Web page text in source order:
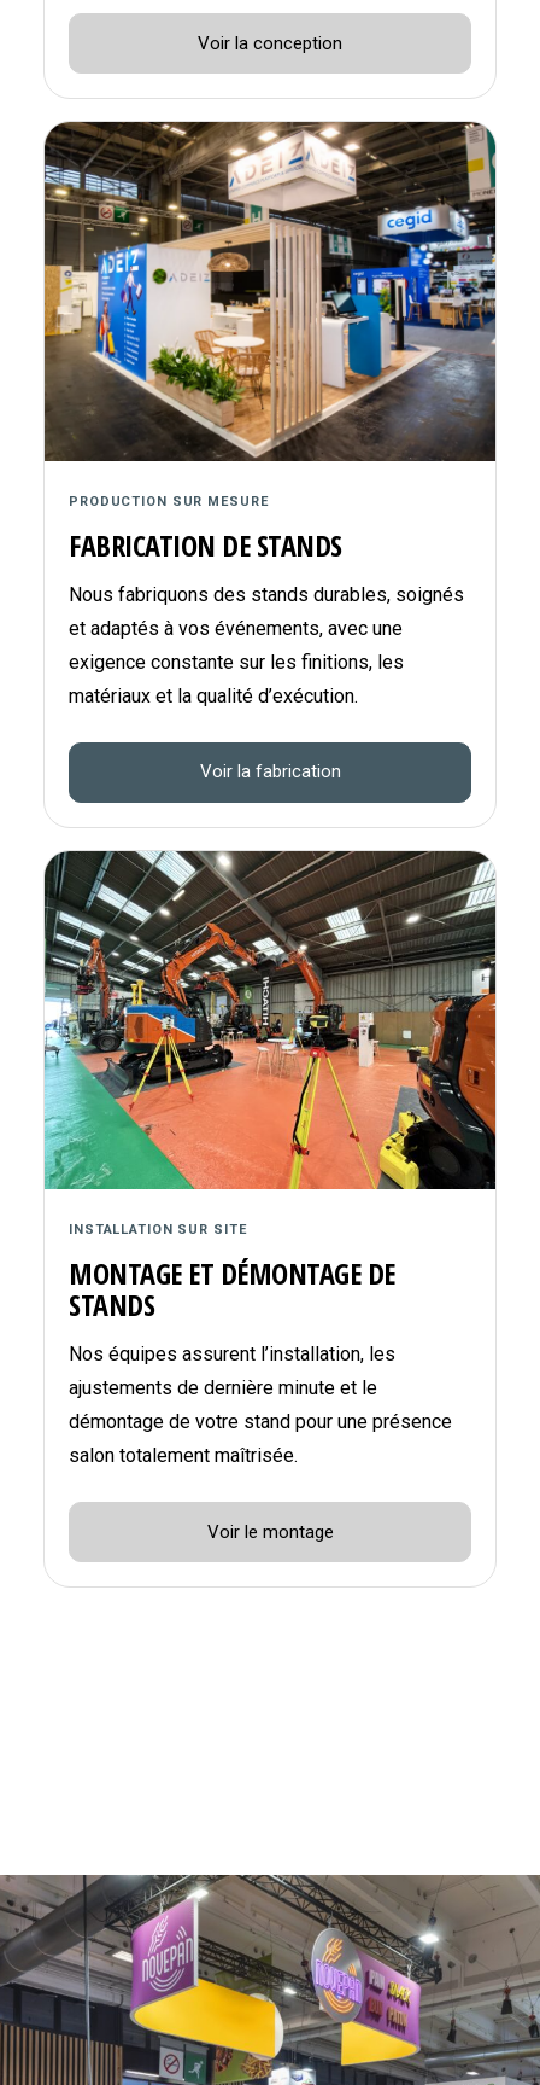
Voir la conception
PRODUCTION SUR MESURE
FABRICATION DE STANDS
Nous fabriquons des stands durables, soignés
et adaptés à vos événements, avec une
exigence constante sur les finitions, les
matériaux et la qualité d’exécution.
Voir la fabrication
INSTALLATION SUR SITE
MONTAGE ET DÉMONTAGE DE
STANDS
Nos équipes assurent l’installation, les
ajustements de dernière minute et le
démontage de votre stand pour une présence
salon totalement maîtrisée.
Voir le montage